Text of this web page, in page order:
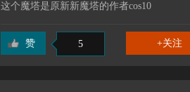
这个魔塔是原新新魔塔的作者cos10
赞 5